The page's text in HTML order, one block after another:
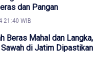
dan Pangan
21:40 WIB
Beras Mahal dan Langka,
di Jatim Dipastikan